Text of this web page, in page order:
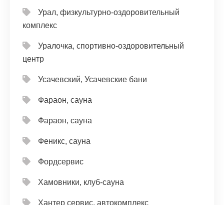
Урал, физкультурно-оздоровительный
комплекс
Уралочка, спортивно-оздоровительный
центр
Усачевский, Усачевские бани
Фараон, сауна
Фараон, сауна
Феникс, сауна
Фордсервис
Хамовники, клуб-сауна
Хантер сервис, автокомплекс